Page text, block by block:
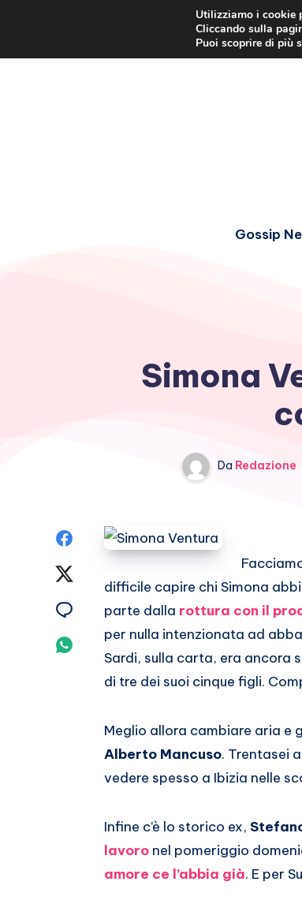
Gossip
Simona
Da Redazione
Condividi
Twitter
Condividi
Condividi
difficile capire chi Simona
parte dalla rottura con il
per nulla intenzionata ad
Sardi, sulla carta, era ancora
di tre dei suoi cinque figli.
Meglio allora cambiare aria e
Alberto Mancuso. Trentasei
vedere spesso a Ibizia nelle
Infine c’è lo storico ex,
lavoro nel pomeriggio
amore ce l’abbia già. E per
Utilizziamo i cookie
Cliccando sulla
Puoi scoprire di più